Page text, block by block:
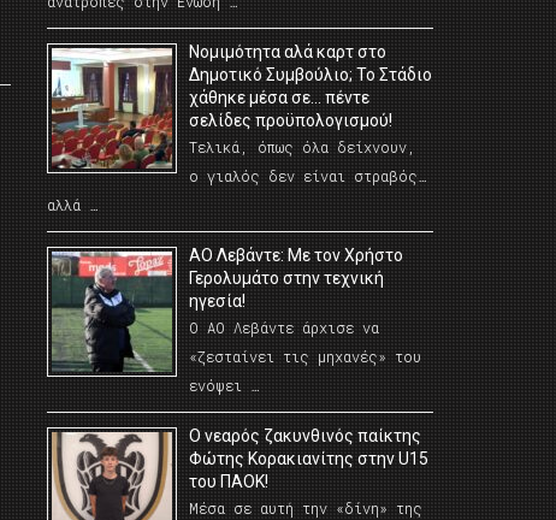
Νομιμότητα αλά καρτ στο
Δημοτικό Συμβούλιο; Το Στάδιο
χάθηκε μέσα σε… πέντε
σελίδες προϋπολογισμού!
Τελικά, όπως όλα δείχνουν,
ο γιαλός δεν είναι στραβός…
αλλά …
ΑΟ Λεβάντε: Με τον Χρήστο
Γερολυμάτο στην τεχνική
ηγεσία!
Ο ΑΟ Λεβάντε άρχισε να
«ζεσταίνει τις μηχανές» του
ενόψει …
O νεαρός ζακυνθινός παίκτης
Φώτης Κορακιανίτης στην U15
του ΠΑΟΚ!
Μέσα σε αυτή την «δίνη» της